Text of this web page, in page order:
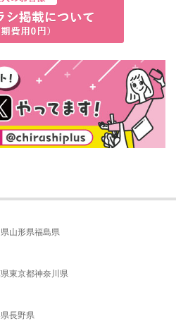
山形県福島県
東京都神奈川県
長野県